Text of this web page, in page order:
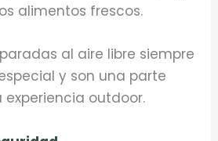
alimentos frescos.
al aire libre siempre
y son una parte
outdoor.